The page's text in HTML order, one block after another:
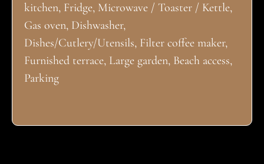
kitchen, Fridge, Microwave / Toaster / Kettle,
Gas oven, Dishwasher,
Dishes/Cutlery/Utensils, Filter coffee maker,
Furnished terrace, Large garden, Beach access,
Parking